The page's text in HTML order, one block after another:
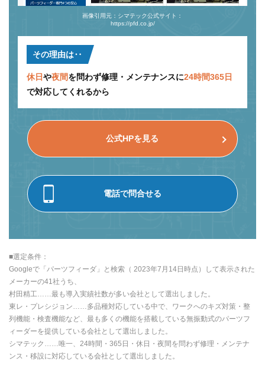
画像引用元：シマテック公式サイト：
https://pfd.co.jp/
その理由は‥
休日や夜間を問わず修理・メンテナンスに24時間365日
で対応してくれるから
公式HPを見る
電話で問合せる
■選定条件：
Googleで「パーツフィーダ」と検索（ 2023年7月14日時点）して表示された
メーカーの41社うち、
村田精工……最も導入実績社数が多い会社として選出しました。
東レ・プレシジョン……多品種対応している中で、ワークへのキズ対策・整
列機能・検査機能など、最も多くの機能を搭載している無振動式のパーツフ
ィーダーを提供している会社として選出しました。
シマテック……唯一、24時間・365日・休日・夜間を問わず修理・メンテナ
ンス・移設に対応している会社として選出しました。